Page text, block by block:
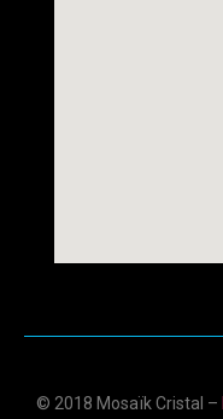
© 2018 Mosaïk Cristal –